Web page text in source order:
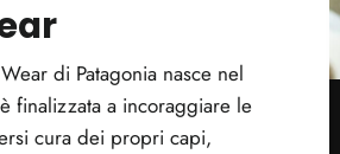
di Patagonia nasce nel
finalizzata a incoraggiare le
cura dei propri capi,